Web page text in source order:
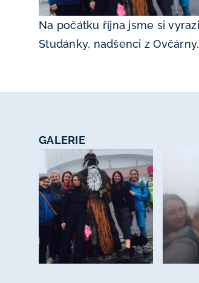
Na počátku října jsme si
Studánky, nadšenci z
GALERIE